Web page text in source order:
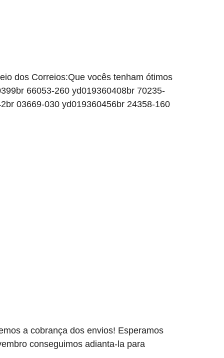
dos Correios:Que vocês tenham ótimos
66053-260 yd019360408br 70235-
03669-030 yd019360456br 24358-160
a cobrança dos envios! Esperamos
conseguimos adianta-la para